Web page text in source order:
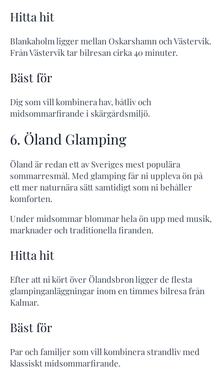
Hitta hit
Blankaholm ligger mellan Oskarshamn och Västervik.
Från Västervik tar bilresan cirka 40 minuter.
Bäst för
Dig som vill kombinera hav, båtliv och
midsommarfirande i skärgårdsmiljö.
6. Öland Glamping
Öland är redan ett av Sveriges mest populära
sommarresmål. Med glamping får ni uppleva ön på
ett mer naturnära sätt samtidigt som ni behåller
komforten.
Under midsommar blommar hela ön upp med musik,
marknader och traditionella firanden.
Hitta hit
Efter att ni kört över Ölandsbron ligger de flesta
glampinganläggningar inom en timmes bilresa från
Kalmar.
Bäst för
Par och familjer som vill kombinera strandliv med
klassiskt midsommarfirande.